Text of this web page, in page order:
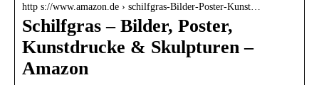
http s://www.amazon.de › schilfgras-Bilder-Poster-Kunst…
Schilfgras – Bilder, Poster,
Kunstdrucke & Skulpturen –
Amazon